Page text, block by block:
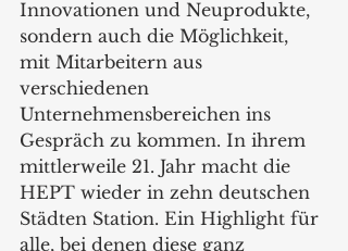
Innovationen und Neuprodukte,
sondern auch die Möglichkeit,
mit Mitarbeitern aus
verschiedenen
Unternehmensbereichen ins
Gespräch zu kommen. In ihrem
mittlerweile 21. Jahr macht die
HEPT wieder in zehn deutschen
Städten Station. Ein Highlight für
alle, bei denen diese ganz